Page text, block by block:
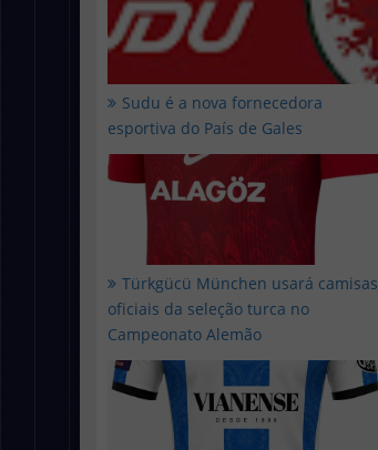
Sudu é a nova fornecedora
esportiva do País de Gales
Türkgücü München usará camisas
oficiais da seleção turca no
Campeonato Alemão